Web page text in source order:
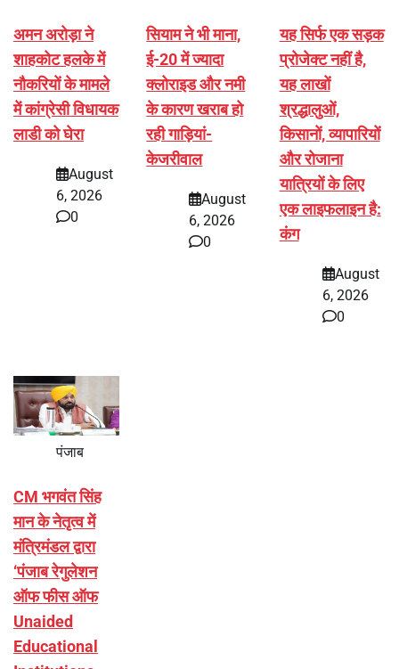
अमन अरोड़ा ने
शाहकोट हलके में
नौकरियों के मामले
में कांग्रेसी विधायक
लाडी को घेरा
August
6, 2026
0
सियाम ने भी माना,
ई-20 में ज्यादा
क्लोराइड और नमी
के कारण खराब हो
रही गाड़ियां-
केजरीवाल
August
6, 2026
0
यह सिर्फ एक सड़क
प्रोजेक्ट नहीं है,
यह लाखों
श्रद्धालुओं,
किसानों, व्यापारियों
और रोजाना
यात्रियों के लिए
एक लाइफलाइन है:
कंग
August
6, 2026
0
पंजाब
CM भगवंत सिंह
मान के नेतृत्व में
मंत्रिमंडल द्वारा
‘पंजाब रेगुलेशन
ऑफ फीस ऑफ
Unaided
Educational